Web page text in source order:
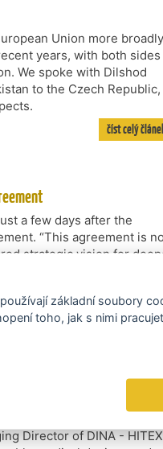
Union more
years, with both sides
We spoke with Dilshod
to the Czech Republic,
číst celý
a few days after the
“This agreement is
strategic vision for
term partnership,” he
číst celý článek
companies
Republic and India,
in the form of joint
Director of DINA -
základní soubory
toho, jak s nimi